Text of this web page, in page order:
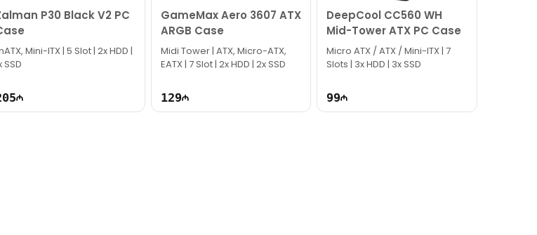
P30 Black V2 PC
Mini-ITX | 5 Slot | 2x HDD |
SSD
GameMax Aero 3607 ATX
ARGB Case
Midi Tower | ATX, Micro-ATX,
EATX | 7 Slot | 2x HDD | 2x SSD
129
DeepCool CC560 WH
Mid-Tower ATX PC Case
Micro ATX / ATX / Mini-ITX | 7
Slots | 3x HDD | 3x SSD
99